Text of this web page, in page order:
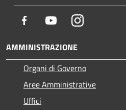
Facebook YoutubeInstagram
AMMINISTRAZIONE
Organi di Governo
Aree Amministrative
Uffici